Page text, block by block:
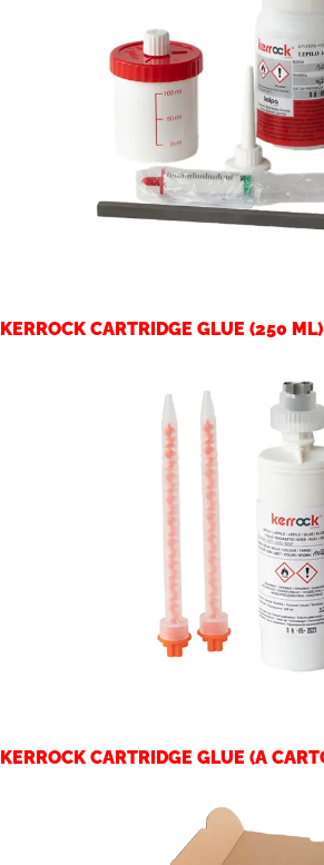
KERROCK CARTRIDGE GLUE (250 ML)
KERROCK CARTRIDGE GLUE (A